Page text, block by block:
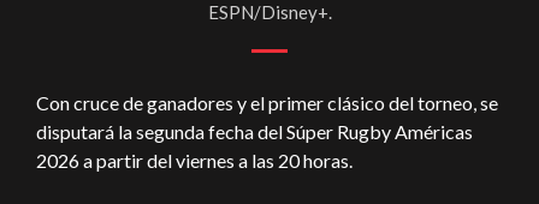
ESPN/Disney+.
Con cruce de ganadores y el primer clásico del torneo, se
disputará la segunda fecha del Súper Rugby Américas
2026 a partir del viernes a las 20 horas.